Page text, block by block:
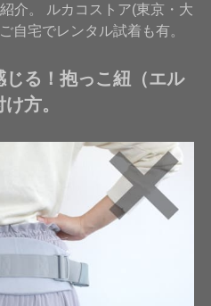
介。 ルカコストア(東京・大
自宅でレンタル試着も有。
る！抱っこ紐（エル
方。